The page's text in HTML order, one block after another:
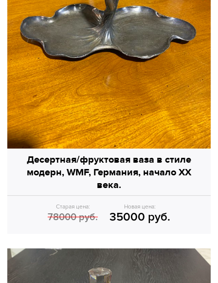
Десертная/фруктовая ваза в стиле
модерн, WMF, Германия, начало XX
века.
Старая цена:
78000 руб.
Новая цена:
35000 руб.